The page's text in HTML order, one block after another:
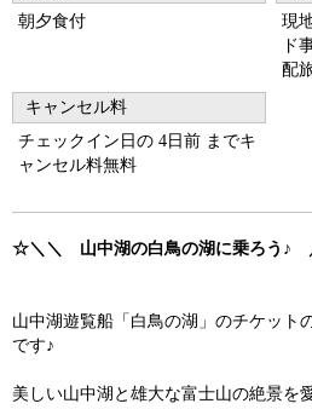
朝夕食付
現
ド
配
キャンセル料
チェックイン日の 4日前 までキ
ャンセル料無料
☆＼＼ 山中湖の白鳥の湖に乗ろう♪
山中湖遊覧船「白鳥の湖」のチケット
です♪
美しい山中湖と雄大な富士山の絶景を